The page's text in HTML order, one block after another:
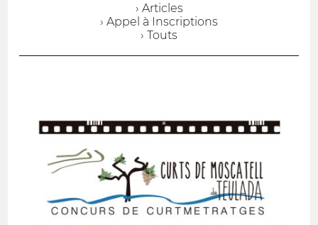
› Articles
› Appel à Inscriptions
› Touts